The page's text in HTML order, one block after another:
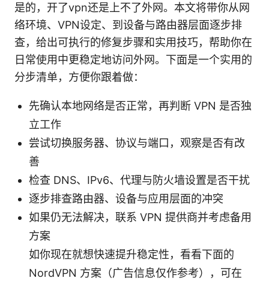
是的，开了vpn还是上不了外网。本文将带你从网
络环境、VPN设定、到设备与路由器层面逐步排
查，给出可执行的修复步骤和实用技巧，帮助你在
日常使用中更稳定地访问外网。下面是一个实用的
分步清单，方便你跟着做：
先确认本地网络是否正常，再判断 VPN 是否独
立工作
尝试切换服务器、协议与端口，观察是否有改
善
检查 DNS、IPv6、代理与防火墙设置是否干扰
逐步排查路由器、设备与应用层面的冲突
如果仍无法解决，联系 VPN 提供商并考虑备用
方案
如你现在就想快速提升稳定性，看看下面的
NordVPN 方案（广告信息仅作参考），可在